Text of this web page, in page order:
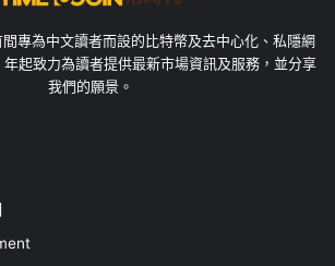
專為中文讀者而設的比特幣及去中心化、私隱網
起致力為讀者提供最新市場資訊及服務，並分享
我們的願景。